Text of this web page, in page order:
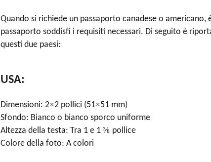
Quando si richiede un passaporto canadese o
passaporto soddisfi i requisiti necessari. Di seguito è
questi due paesi:
USA:
Dimensioni: 2×2 pollici (51×51 mm)
Sfondo: Bianco o bianco sporco uniforme
Altezza della testa: Tra 1 e 1⅜ pollice
Colore della foto: A colori